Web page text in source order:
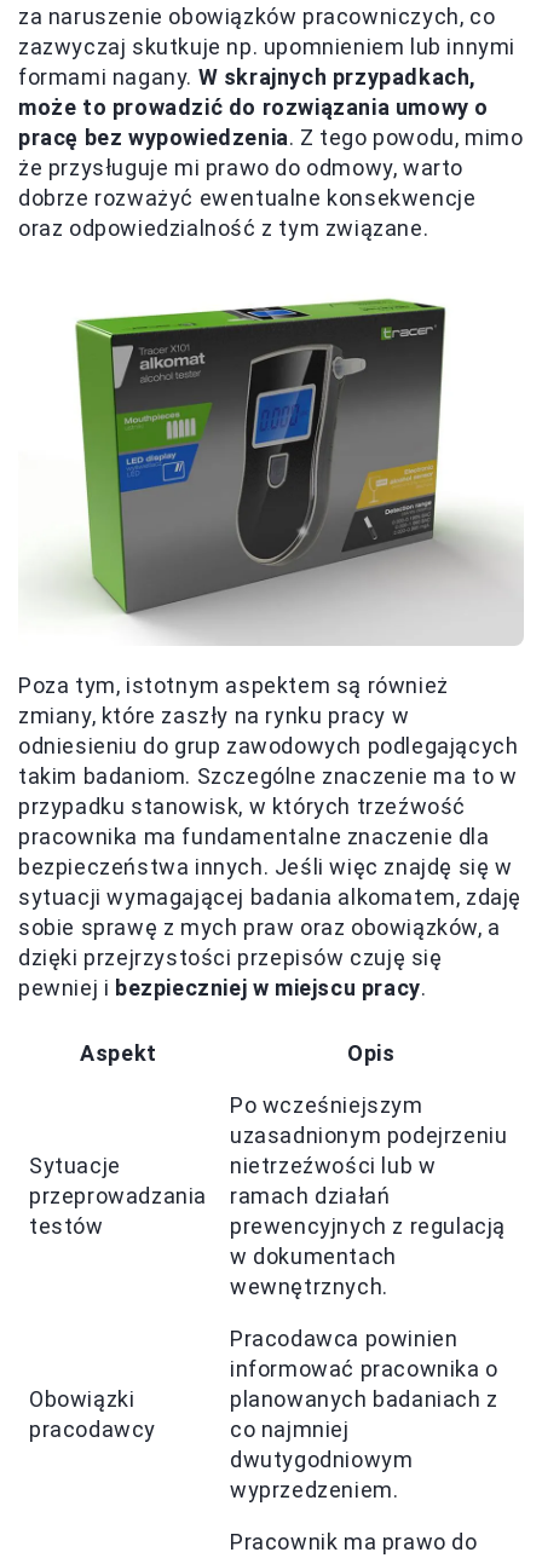
za naruszenie obowiązków pracowniczych, co
zazwyczaj skutkuje np. upomnieniem lub innymi
formami nagany. W skrajnych przypadkach,
może to prowadzić do rozwiązania umowy o
pracę bez wypowiedzenia. Z tego powodu, mimo
że przysługuje mi prawo do odmowy, warto
dobrze rozważyć ewentualne konsekwencje
oraz odpowiedzialność z tym związane.
Poza tym, istotnym aspektem są również
zmiany, które zaszły na rynku pracy w
odniesieniu do grup zawodowych podlegających
takim badaniom. Szczególne znaczenie ma to w
przypadku stanowisk, w których trzeźwość
pracownika ma fundamentalne znaczenie dla
bezpieczeństwa innych. Jeśli więc znajdę się w
sytuacji wymagającej badania alkomatem, zdaję
sobie sprawę z mych praw oraz obowiązków, a
dzięki przejrzystości przepisów czuję się
pewniej i bezpieczniej w miejscu pracy.
Aspekt Opis
Sytuacje
przeprowadzania
testów
Po wcześniejszym
uzasadnionym podejrzeniu
nietrzeźwości lub w
ramach działań
prewencyjnych z regulacją
w dokumentach
wewnętrznych.
Obowiązki
pracodawcy
Pracodawca powinien
informować pracownika o
planowanych badaniach z
co najmniej
dwutygodniowym
wyprzedzeniem.
Pracownik ma prawo do